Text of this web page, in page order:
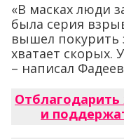
«В масках люди
была серия
вышел покурить
хватает скорых.
– написал
и